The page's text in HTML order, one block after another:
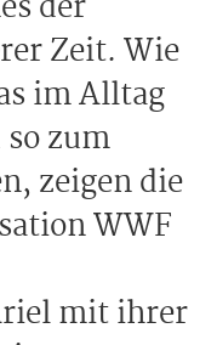
Zeit. Wie
im Alltag
zum
zeigen die
WWF
mit ihrer